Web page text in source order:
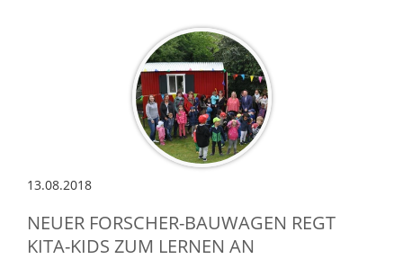
13.08.2018
NEUER FORSCHER-BAUWAGEN REGT
KITA-KIDS ZUM LERNEN AN